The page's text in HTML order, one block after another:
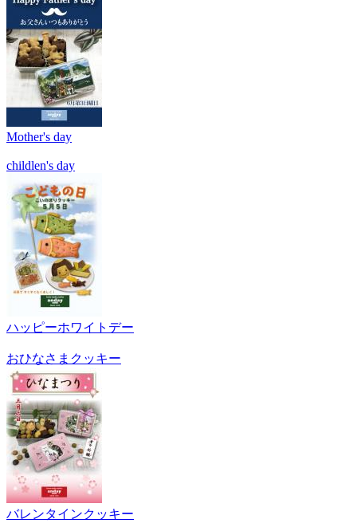
Mother's day
childlen's day
ハッピーホワイトデー
おひなさまクッキー
バレンタインクッキー